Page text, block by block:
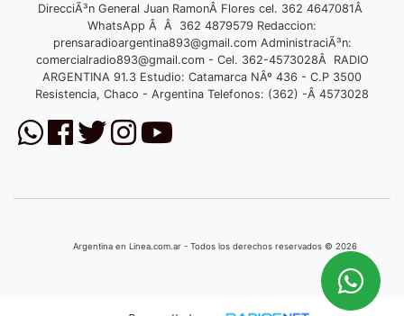
DirecciÃ³n General Juan RamonÂ Flores cel. 362 4647081Â
WhatsApp Â Â 362 4879579 Redaccion:
prensaradioargentina893@gmail.comAdministraciÃ³n:
comercialradio893@gmail.com- Cel. 362-4573028Â RADIO
ARGENTINA 91.3 Estudio: Catamarca NÂº 436 - C.P 3500
Resistencia, Chaco - Argentina Telefonos: (362) -Â 4573028
Argentina en Linea.com.ar - Todos los derechos reservados © 2026